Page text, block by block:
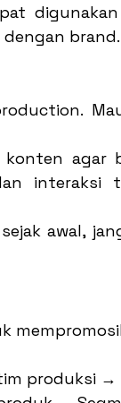
brand.
agar
interaksi
awal,
produksi